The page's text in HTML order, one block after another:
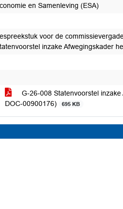
en Samenleving (ESA)
voor de
inzake Afwegingskader
G-26-008 Statenvoorstel
DOC-00900176)
695 KB